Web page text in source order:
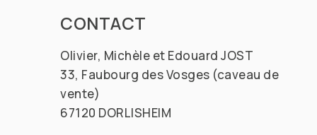
CONTACT
Olivier, Michèle et Edouard JOST
33, Faubourg des Vosges (caveau de
vente)
67120 DORLISHEIM